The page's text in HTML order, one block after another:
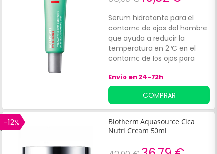
Serum hidratante para el
contorno de ojos del hombre
que ayuda a reducir la
temperatura en 2ºC en el
contorno de los ojos para
Gel ultrafresco “efecto frío”
inmediato.
Envío en 24-72h
COMPRAR
-12%
Biotherm Aquasource Cica
Nutri Cream 50ml